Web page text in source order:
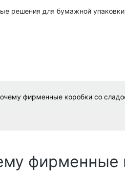
решения для бумажной
фирменные коробки со
фирменные